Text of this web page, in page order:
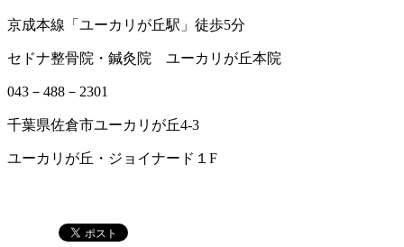
京成本線「ユーカリが丘駅」徒歩5分
セドナ整骨院・鍼灸院 ユーカリが丘本院
043－488－2301
千葉県佐倉市ユーカリが丘4-3
ユーカリが丘・ジョイナード１F